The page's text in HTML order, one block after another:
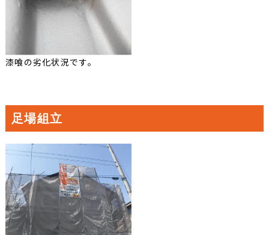
漆喰の劣化状況です。
足場組立